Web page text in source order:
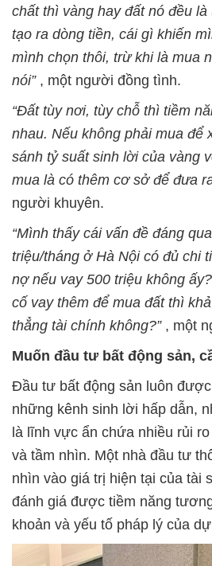
chất thì vàng hay đất nó đều
tạo ra dòng tiền, cái gì khiến
mình chọn thôi, trừ khi là mua
nói” , một người đồng tình.
“Đất tùy nơi, tùy chỗ thì tiềm
nhau. Nếu không phải mua để
sánh tỷ suất sinh lời của vàng
mua là có thêm cơ sở để đưa
người khuyên.
“Mình thấy cái vấn đề đáng
triệu/tháng ở Hà Nội có đủ chi
nợ nếu vay 500 triệu không
cố vay thêm để mua đất thì
thẳng tài chính không?” , một
Muốn đầu tư bất động sản,
Đầu tư bất động sản luôn
những kênh sinh lời hấp dẫn,
là lĩnh vực ẩn chứa nhiều rủi
và tầm nhìn. Một nhà đầu tư
nhìn vào giá trị hiện tại của tài
đánh giá được tiềm năng
khoản và yếu tố pháp lý của